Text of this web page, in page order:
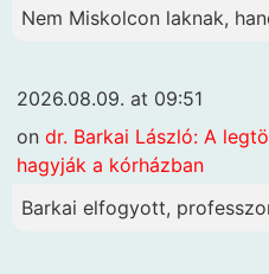
Nem Miskolcon laknak,
2026.08.09. at 09:51
on dr. Barkai László: A
hagyják a kórházban
Barkai elfogyott,